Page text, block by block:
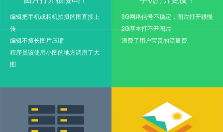
编辑把手机或相机拍摄的图直接上
传
编辑不擅长图片压缩
程序员该使用小图的地方调用了大
图
3G网络信号不稳定，图片打开很慢
2G基本打不开图片
浪费了用户宝贵的流量费